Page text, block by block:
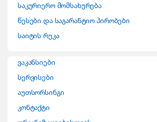
საკურიერო მომსახურება
წესები და საგარანტიო პირობები
საიტის რუკა
ვაკანსიები
სერვისები
აუთსორსინგი
კონტაქტი